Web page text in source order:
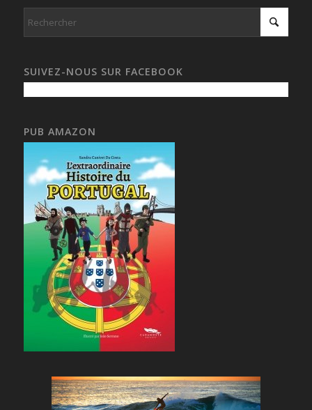
SUIVEZ-NOUS SUR FACEBOOK
PUB AMAZON